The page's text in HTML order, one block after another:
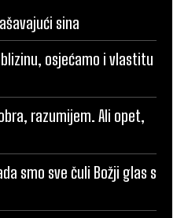
sina
blizinu, osjećamo i vlastitu
razumijem. Ali opet,
smo sve čuli Božji glas s